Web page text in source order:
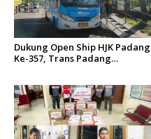
Dukung Open Ship HJK Padang
Ke-357, Trans Padang